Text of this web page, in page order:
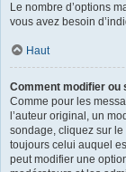
Le nombre d’options
vous avez besoin
Haut
Comment modifier ou
Comme pour les
l’auteur original, un
sondage, cliquez sur le
toujours celui auquel
peut modifier une